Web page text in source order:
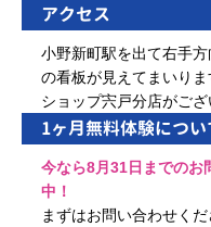
アクセス
小野新町駅を出て右手
の看板が見えてまいり
ショップ宍戸分店がござ
1ヶ月無料体験につい
今なら8月31日までのお
中！
まずはお問い合わせく